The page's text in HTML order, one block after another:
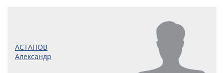
АСТАПОВ
Александр